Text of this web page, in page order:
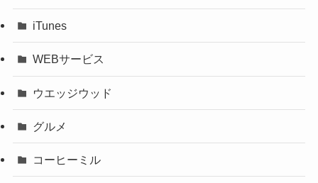
iTunes
WEBサービス
ウエッジウッド
グルメ
コーヒーミル